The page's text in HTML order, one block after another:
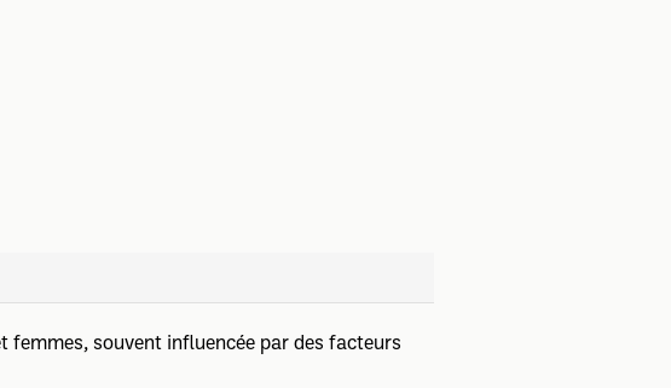
femmes, souvent influencée par des facteurs